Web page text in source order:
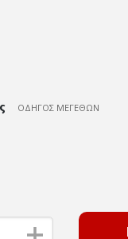
ΟΔΗΓΟΣ ΜΕΓΕΘΩΝ